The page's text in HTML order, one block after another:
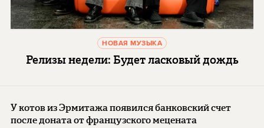
НОВАЯ МУЗЫКА
Релизы недели: Будет ласковый дождь
У котов из Эрмитажа появился банковский счет
после доната от французского мецената